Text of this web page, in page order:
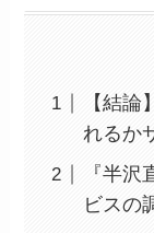
【結
れるか
『半
ビスの